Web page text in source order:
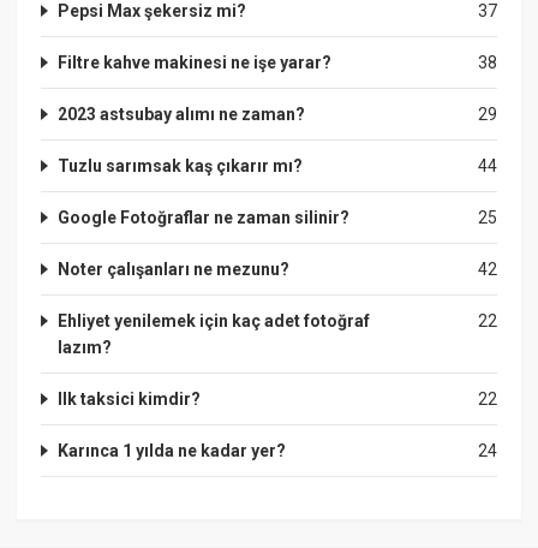
37
Pepsi Max şekersiz mi?
38
Filtre kahve makinesi ne işe yarar?
29
2023 astsubay alımı ne zaman?
44
Tuzlu sarımsak kaş çıkarır mı?
25
Google Fotoğraflar ne zaman silinir?
42
Noter çalışanları ne mezunu?
22
Ehliyet yenilemek için kaç adet fotoğraf
lazım?
22
Ilk taksici kimdir?
24
Karınca 1 yılda ne kadar yer?